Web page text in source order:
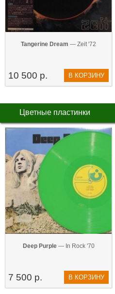
Tangerine Dream — Zeit '72
10 500 р. В КОРЗИНУ
Цветные пластинки
Deep Purple— In Rock '70
7 500 р. В КОРЗИНУ